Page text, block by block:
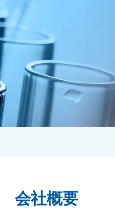
会社概要